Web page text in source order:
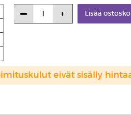
Lisää
eivät sisälly